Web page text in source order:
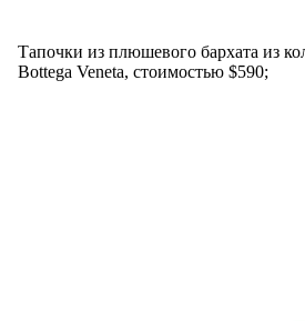
Тапочки из плюшевого бархата из
Bottega Veneta, стоимостью $590;